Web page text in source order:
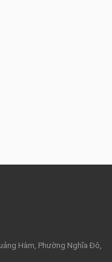
Hàm, Phường Nghĩa Đô,